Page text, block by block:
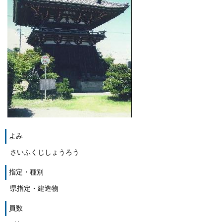
よみ
さいふくじしょうろう
指定・種別
県指定・建造物
員数